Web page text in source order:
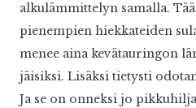
alkulämmittelyn samalla.
pienempien hiekkateiden
menee aina kevätauringon
jäisiksi. Lisäksi tietysti
Ja se on onneksi jo